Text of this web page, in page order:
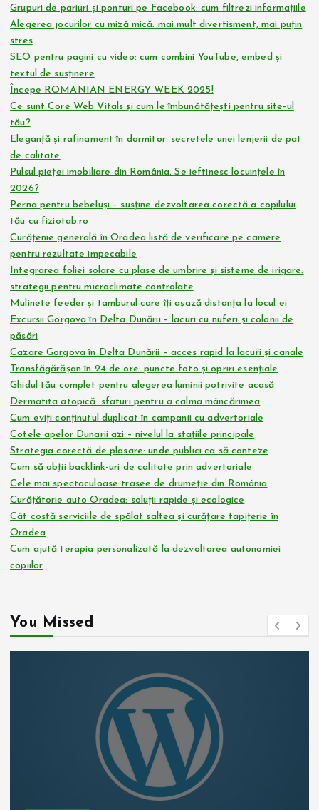
Grupuri de pariuri și ponturi pe Facebook: cum filtrezi informațiile
Alegerea jocurilor cu miză mică: mai mult divertisment, mai puțin
stres
SEO pentru pagini cu video: cum combini YouTube, embed și
textul de susținere
Începe ROMANIAN ENERGY WEEK 2025!
Ce sunt Core Web Vitals și cum le îmbunătățești pentru site-ul
tău?
Eleganță și rafinament în dormitor: secretele unei lenjerii de pat
de calitate
Pulsul pieței imobiliare din România. Se ieftinesc locuințele în
2026?
Perna pentru bebeluși – susține dezvoltarea corectă a copilului
tău cu fiziotab.ro
Curățenie generală în Oradea listă de verificare pe camere
pentru rezultate impecabile
Integrarea foliei solare cu plase de umbrire și sisteme de irigare:
strategii pentru microclimate controlate
Mulinete feeder și tamburul care îți așază distanța la locul ei
Excursii Gorgova în Delta Dunării – lacuri cu nuferi și colonii de
păsări
Cazare Gorgova în Delta Dunării – acces rapid la lacuri și canale
Transfăgărășan în 24 de ore: puncte foto și opriri esențiale
Ghidul tău complet pentru alegerea luminii potrivite acasă
Dermatita atopică: sfaturi pentru a calma mâncărimea
Cum eviți conținutul duplicat în campanii cu advertoriale
Cotele apelor Dunarii azi – nivelul la stațiile principale
Strategia corectă de plasare: unde publici ca să conteze
Cum să obții backlink-uri de calitate prin advertoriale
Cele mai spectaculoase trasee de drumeție din România
Curățătorie auto Oradea: soluții rapide și ecologice
Cât costă serviciile de spălat saltea și curățare tapițerie în
Oradea
Cum ajută terapia personalizată la dezvoltarea autonomiei
copiilor
You Missed